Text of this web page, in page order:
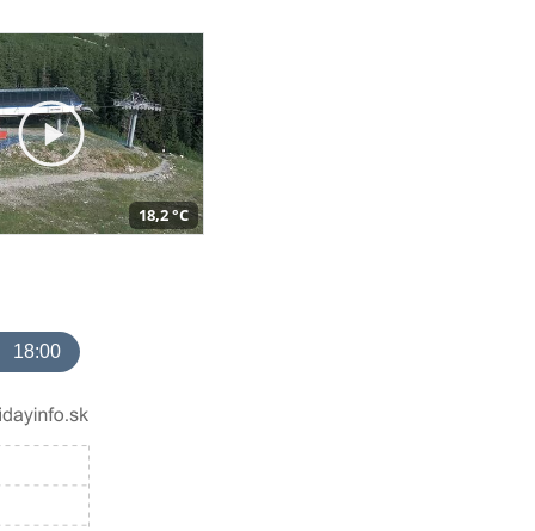
18,2 °C
18:00